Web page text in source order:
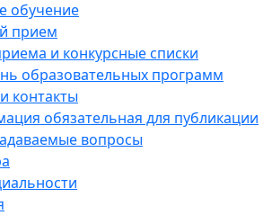
обучение
прием
и конкурсные списки
образовательных программ
контакты
обязательная для публикации
вопросы